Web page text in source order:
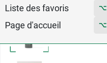
Liste des favoris ⌥
Page d'accueil ⌥